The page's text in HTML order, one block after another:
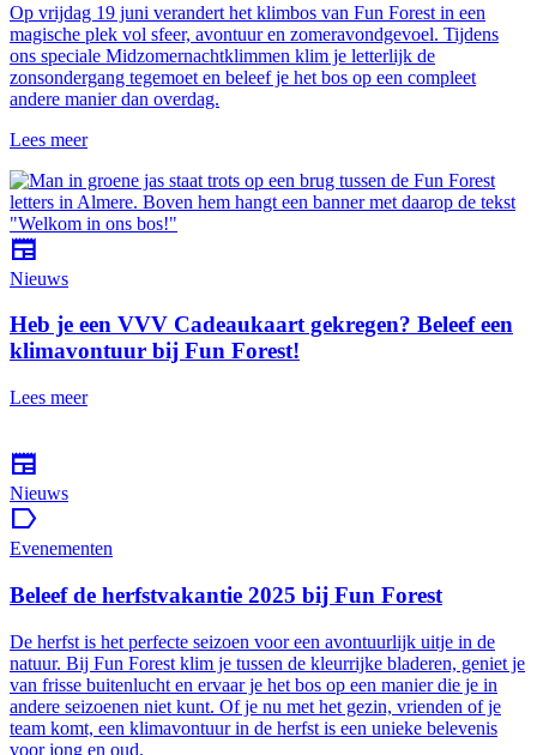
Op vrijdag 19 juni verandert het klimbos van Fun Forest in een
magische plek vol sfeer, avontuur en zomeravondgevoel. Tijdens
ons speciale Midzomernachtklimmen klim je letterlijk de
zonsondergang tegemoet en beleef je het bos op een compleet
andere manier dan overdag.
Lees meer
newspaper
Nieuws
Heb je een VVV Cadeaukaart gekregen? Beleef een
klimavontuur bij Fun Forest!
Lees meer
newspaper
Nieuws
label
Evenementen
Beleef de herfstvakantie 2025 bij Fun Forest
De herfst is het perfecte seizoen voor een avontuurlijk uitje in de
natuur. Bij Fun Forest klim je tussen de kleurrijke bladeren, geniet je
van frisse buitenlucht en ervaar je het bos op een manier die je in
andere seizoenen niet kunt. Of je nu met het gezin, vrienden of je
team komt, een klimavontuur in de herfst is een unieke belevenis
voor jong en oud.